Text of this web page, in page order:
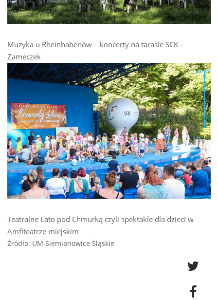
Muzyka u Rheinbabenów – koncerty na tarasie SCK –
Zameczek
Teatralne Lato pod Chmurką czyli spektakle dla dzieci w
Amfiteatrze miejskim
Źródło: UM Siemianowice Śląskie